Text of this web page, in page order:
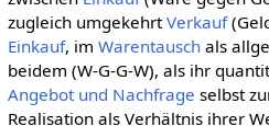
zugleich umgekehrtVerkauf
Einkauf, im Warentauschals
beidem (W-G-G-W), als ihr
Angebot und Nachfrage selbst
Realisation als Verhältnis ihrer